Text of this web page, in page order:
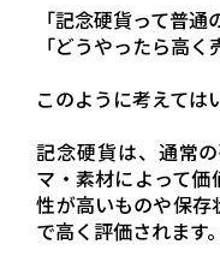
「記念硬貨って普通
「どうやったら高く
このように考えては
記念硬貨は、通常
マ・素材によって
性が高いものや保存
で高く評価されます。